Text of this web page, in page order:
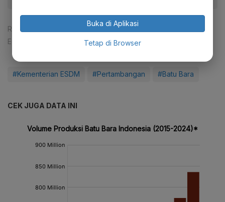
Reporter:
Verda Nano Setiawan
Editor:
Febrina Ratna Iskana
#Kementerian ESDM #Pertambangan #Batu Bara
CEK JUGA DATA INI
Buka di Aplikasi
Tetap di Browser